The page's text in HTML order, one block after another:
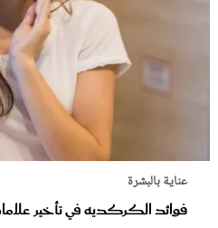
عناية بالبشرة
فوائد الكركديه في تأخير